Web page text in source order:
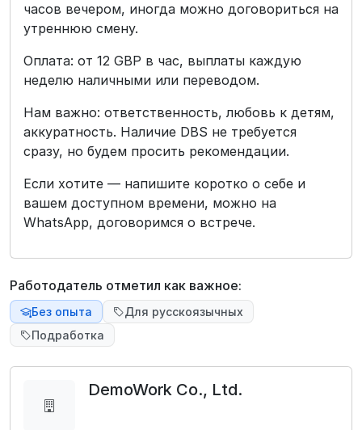
часов вечером, иногда можно договориться на
утреннюю смену.
Оплата: от 12 GBP в час, выплаты каждую
неделю наличными или переводом.
Нам важно: ответственность, любовь к детям,
аккуратность. Наличие DBS не требуется
сразу, но будем просить рекомендации.
Если хотите — напишите коротко о себе и
вашем доступном времени, можно на
WhatsApp, договоримся о встрече.
Работодатель отметил как важное:
Без опыта
Для русскоязычных
Подработка
DemoWork Co., Ltd.